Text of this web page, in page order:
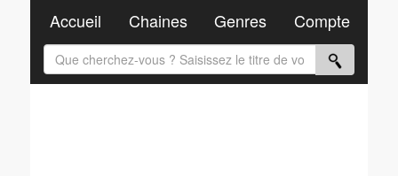
Accueil Chaines Genres Compte